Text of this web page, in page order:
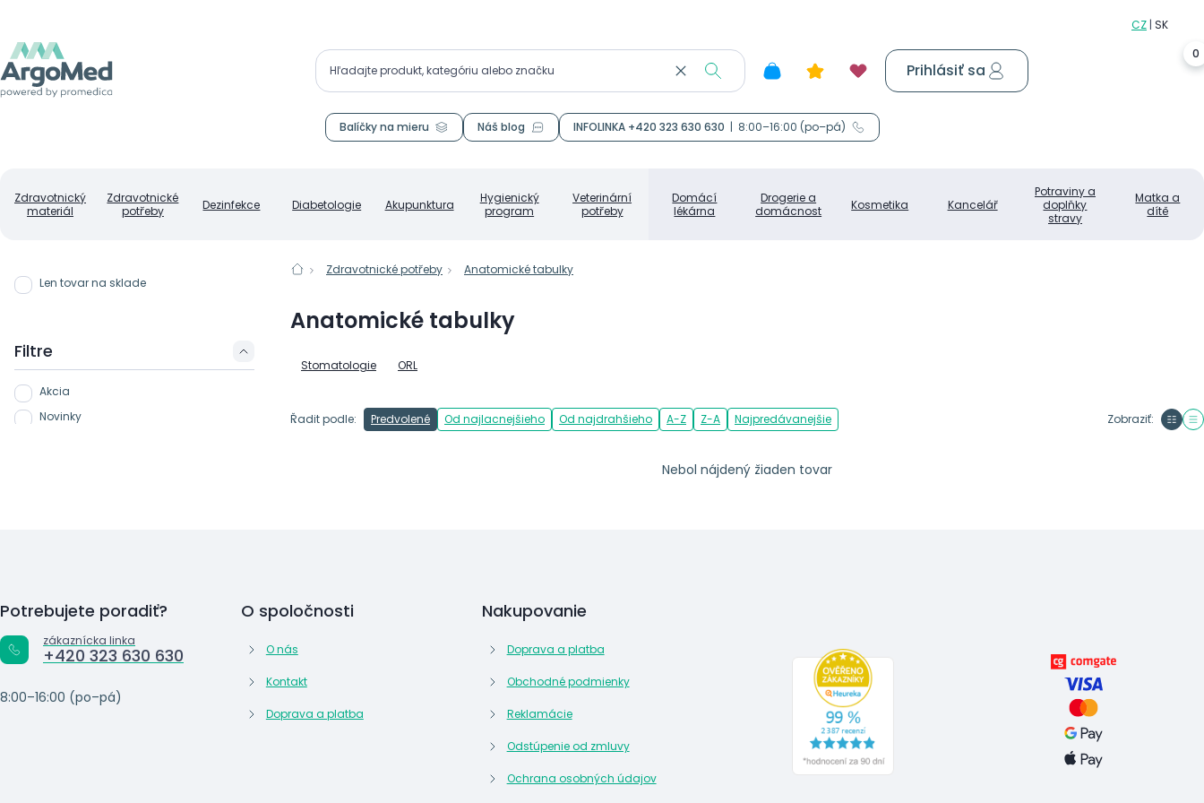
Zdravotnický
materiál
Zdravotnické
potřeby
Dezinfekce Diabetologie Akupunktura
Hygienický
program
Veterinární
potřeby
Domácí
lékárna
Drogerie a
domácnost
Kosmetika Kancelář
Potraviny a
doplňky
stravy
Matka a
dítě
0
Prihlásiť sa
Balíčky na mieru Náš blog INFOLINKA +420 323 630 630 8:00–16:00 (po–pá)
Len tovar na sklade
Filtre
Akcia
Novinky
Zdravotnické potřeby Anatomické tabulky
Anatomické tabulky
Stomatologie ORL
Řadit podle: Predvolené Od najlacnejšieho Od najdrahšieho A-Z Z-A Najpredávanejšie Zobraziť:
Nebol nájdený žiaden tovar
Potrebujete poradiť?
zákaznícka linka
+420 323 630 630
8:00–16:00 (po–pá)
O spoločnosti
O nás
Kontakt
Doprava a platba
Nakupovanie
Doprava a platba
Obchodné podmienky
Reklamácie
Odstúpenie od zmluvy
Ochrana osobných údajov